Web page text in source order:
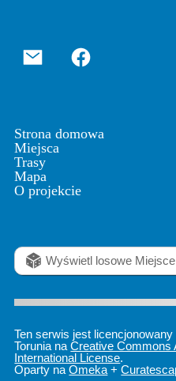
Strona domowa
Miejsca
Trasy
Mapa
O projekcie
Wyświetl losowe Miejsce
Ten serwis jest
Torunia naCreative Commons
International License.
Oparty naOmeka +